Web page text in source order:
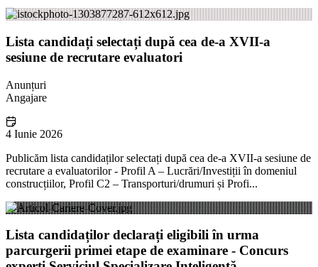
Lista candidați selectați după cea de-a XVII-a
sesiune de recrutare evaluatori
Anunțuri
Angajare
4 Iunie 2026
Publicăm lista candidaților selectați după cea de-a XVII-a sesiune de
recrutare a evaluatorilor - Profil A – Lucrări/Investiții în domeniul
construcțiilor, Profil C2 – Transporturi/drumuri și Profi...
Lista candidaților declarați eligibili în urma
parcurgerii primei etape de examinare - Concurs